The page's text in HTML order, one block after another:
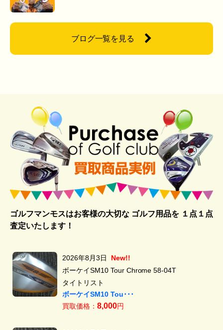
ブログ一覧を見る
ゴルフマンモスはお客様の大切な ゴルフ用品を１点１点
査定いたします！
2026年8月3日
New!!
ボーケイSM10 Tour Chrome 58-04T
タイトリスト
ボーケイSM10 Tou･･･
買取価格： 8,000円